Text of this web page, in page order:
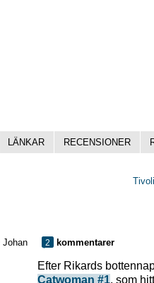
LÄNKAR RECENSIONER
Johan 2 kommentarer
Efter Rikards
Catwoman #1, som